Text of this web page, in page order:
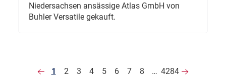
Niedersachsen ansässige Atlas GmbH von
Buhler Versatile gekauft.
1 2 3 4 5 6 7 8 … 4284